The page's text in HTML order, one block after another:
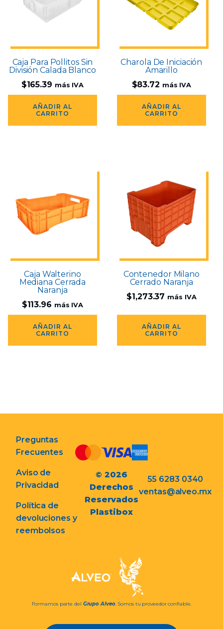
Caja Para Pollitos Sin
División Calada Blanco
$165.39 más IVA
AÑADIR AL
CARRITO
Charola De Iniciación
Amarillo
$83.72 más IVA
AÑADIR AL
CARRITO
Caja Walterino
Mediana Cerrada
Naranja
$113.96 más IVA
AÑADIR AL
CARRITO
Contenedor Milano
Cerrado Naranja
$1,273.37 más IVA
AÑADIR AL
CARRITO
Preguntas
Frecuentes
Aviso de
Privacidad
Política de
devoluciones y
reembolsos
© 2026
Derechos
Reservados
Plastibox
55 6283 0340
ventas@alveo.mx
Formamos parte del Grupo Alveo. Somos tu proveedor confiable.